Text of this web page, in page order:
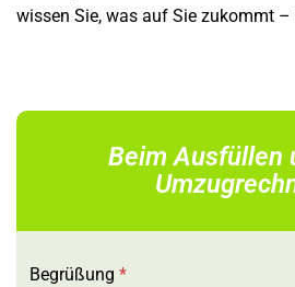
wissen Sie, was auf Sie zukommt
Beim Ausfüllen
Begrüßung *